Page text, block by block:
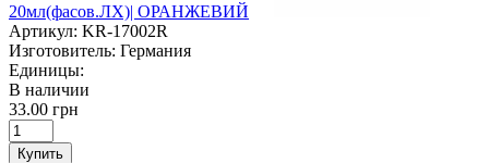
20мл(фасов.ЛХ)| ОРАНЖЕВИЙ
Артикул: KR-17002R
Изготовитель: Германия
Единицы:
В наличии
33.00 грн
Купить